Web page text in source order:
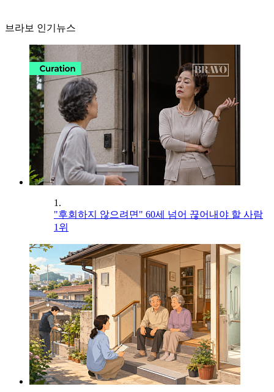
브라보 인기뉴스
1.
"후회하지 않으려면" 60세 넘어 끊어내야 할 사람
1위